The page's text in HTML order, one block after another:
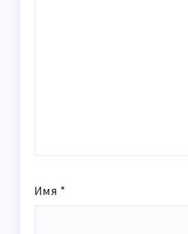
Имя *